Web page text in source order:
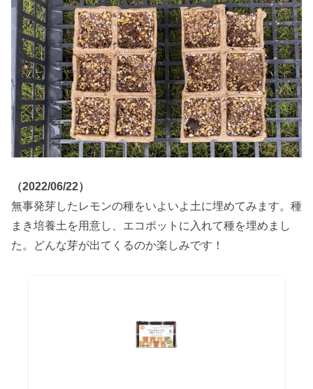
（2022/06/22）
無事発芽したレモンの種をいよいよ土に埋めてみます。種
まき培養土を用意し、エコポットに入れて種を埋めまし
た。どんな芽が出てくるのか楽しみです！